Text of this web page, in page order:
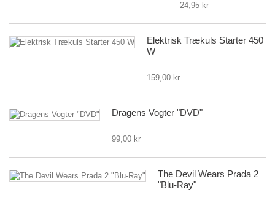
24,95 kr
Elektrisk Trækuls Starter 450
W
159,00 kr
Dragens Vogter "DVD"
99,00 kr
The Devil Wears Prada 2
"Blu-Ray"